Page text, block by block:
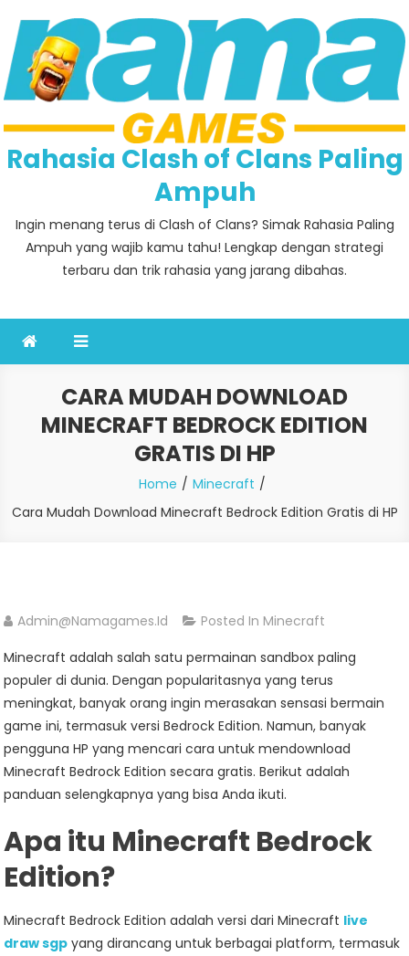
content
Rahasia Clash of Clans Paling
Ampuh
Ingin menang terus di Clash of Clans? Simak Rahasia Paling
Ampuh yang wajib kamu tahu! Lengkap dengan strategi
terbaru dan trik rahasia yang jarang dibahas.
CARA MUDAH DOWNLOAD
MINECRAFT BEDROCK EDITION
GRATIS DI HP
Home
Minecraft
Cara Mudah Download Minecraft Bedrock Edition Gratis di HP
Admin@namagames.id Posted In Minecraft
Minecraft adalah salah satu permainan sandbox paling
populer di dunia. Dengan popularitasnya yang terus
meningkat, banyak orang ingin merasakan sensasi bermain
game ini, termasuk versi Bedrock Edition. Namun, banyak
pengguna HP yang mencari cara untuk mendownload
Minecraft Bedrock Edition secara gratis. Berikut adalah
panduan selengkapnya yang bisa Anda ikuti.
Apa itu Minecraft Bedrock
Edition?
Minecraft Bedrock Edition adalah versi dari Minecraft live
draw sgp yang dirancang untuk berbagai platform, termasuk